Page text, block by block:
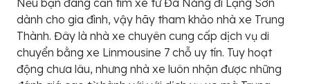
dành cho gia đình, vậy hãy tham khảo nhà xe Trung
Thành. Đây là nhà xe chuyên cung cấp dịch vụ di
chuyển bằng xe Linmousine 7 chỗ uy tín. Tuy hoạt
động chưa lâu, nhưng nhà xe luôn nhận được những